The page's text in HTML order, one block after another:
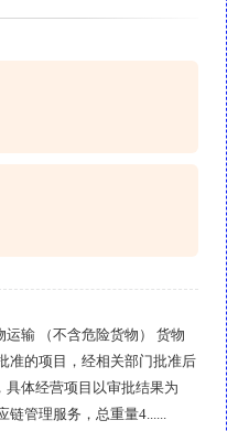
运输 （不含危险货物） 货物
准的项目，经相关部门批准后
具体经营项目以审批结果为
管理服务，总重量4......